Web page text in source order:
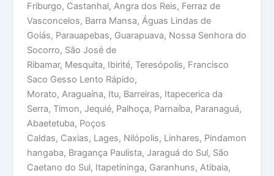
Friburgo, Castanhal, Angra dos Reis, Ferraz de
Vasconcelos, Barra Mansa, Águas Lindas de
Goiás, Parauapebas, Guarapuava, Nossa Senhora do
Socorro, São José de
Ribamar, Mesquita, Ibirité, Teresópolis, Francisco
Saco Gesso Lento Rápido,
Morato, Araguaína, Itu, Barreiras, Itapecerica da
Serra, Timon, Jequié, Palhoça, Parnaíba, Paranaguá,
Abaetetuba, Poços
Caldas, Caxias, Lages, Nilópolis, Linhares, Pindamon
hangaba, Bragança Paulista, Jaraguá do Sul, São
Caetano do Sul, Itapetininga, Garanhuns, Atibaia,